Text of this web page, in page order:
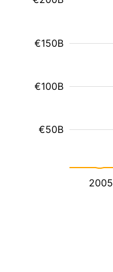
2005
€50B
€100B
€150B